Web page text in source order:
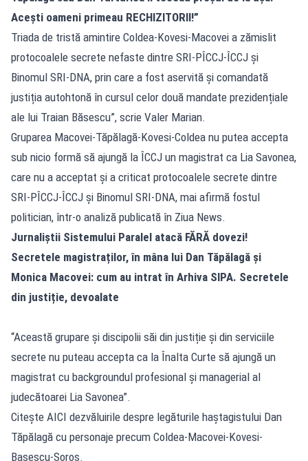
Acești oameni primeau RECHIZITORII!”
Triada de tristă amintire Coldea-Kovesi-Macovei a zămislit
protocoalele secrete nefaste dintre SRI-PÎCCJ-ÎCCJ și
Binomul SRI-DNA, prin care a fost aservită și comandată
justiția autohtonă în cursul celor două mandate prezidențiale
ale lui Traian Băsescu”, scrie Valer Marian.
Gruparea Macovei-Tăpălagă-Kovesi-Coldea nu putea accepta
sub nicio formă să ajungă la ÎCCJ un magistrat ca Lia Savonea,
care nu a acceptat și a criticat protocoalele secrete dintre
SRI-PÎCCJ-ÎCCJ și Binomul SRI-DNA, mai afirmă fostul
politician, într-o analiză publicată în Ziua News.
Jurnaliștii Sistemului Paralel atacă FĂRĂ dovezi!
Secretele magistraților, în mâna lui Dan Tăpălagă și
Monica Macovei: cum au intrat în Arhiva SIPA. Secretele
din justiție, devoalate
“Această grupare și discipolii săi din justiție și din serviciile
secrete nu puteau accepta ca la Înalta Curte să ajungă un
magistrat cu backgroundul profesional și managerial al
judecătoarei Lia Savonea”.
Citește AICI dezvăluirile despre legăturile haștagistului Dan
Tăpălagă cu personaje precum Coldea-Macovei-Kovesi-
Basescu-Soroș.